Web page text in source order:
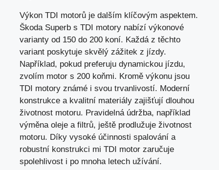
Výkon TDI motorů je dalším klíčovým aspektem.
Škoda Superb s TDI motory nabízí výkonové
varianty od 150 do 200 koní. Každá z těchto
variant poskytuje skvělý zážitek z jízdy.
Například, pokud preferuju dynamickou jízdu,
zvolím motor s 200 koňmi. Kromě výkonu jsou
TDI motory známé i svou trvanlivostí. Moderní
konstrukce a kvalitní materiály zajišťují dlouhou
životnost motoru. Pravidelná údržba, například
výměna oleje a filtrů, ještě prodlužuje životnost
motoru. Díky vysoké účinnosti spalování a
robustní konstrukci mi TDI motor zaručuje
spolehlivost i po mnoha letech užívání.